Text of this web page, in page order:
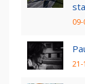
21-